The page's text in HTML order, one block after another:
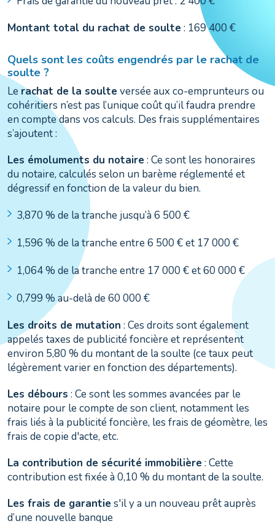
Montant total du rachat de soulte : 169 400 €
Quels sont les coûts engendrés par le rachat de
soulte ?
Le rachat de la soulte versée aux co-emprunteurs ou
cohéritiers n’est pas l’unique coût qu’il faudra prendre
en compte dans vos calculs. Des frais supplémentaires
s’ajoutent :
Les émoluments du notaire : Ce sont les honoraires
du notaire, calculés selon un barème réglementé et
dégressif en fonction de la valeur du bien.
3,870 % de la tranche jusqu’à 6 500 €
1,596 % de la tranche entre 6 500 € et 17 000 €
1,064 % de la tranche entre 17 000 € et 60 000 €
0,799 % au-delà de 60 000 €
Les droits de mutation : Ces droits sont également
appelés taxes de publicité foncière et représentent
environ 5,80 % du montant de la soulte (ce taux peut
légèrement varier en fonction des départements).
Les débours : Ce sont les sommes avancées par le
notaire pour le compte de son client, notamment les
frais liés à la publicité foncière, les frais de géomètre, les
frais de copie d'acte, etc.
La contribution de sécurité immobilière : Cette
contribution est fixée à 0,10 % du montant de la soulte.
Les frais de garantie s'il y a un nouveau prêt auprès
d’une nouvelle banque